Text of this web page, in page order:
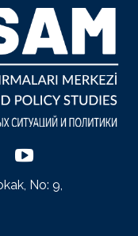
No: 9,